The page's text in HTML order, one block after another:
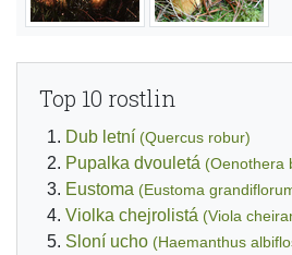
Top 10 rostlin
Dub letní (Quercus robur)
Pupalka dvouletá (Oenothera
Eustoma (Eustoma
Violka chejrolistá (Viola
Sloní ucho (Haemanthus